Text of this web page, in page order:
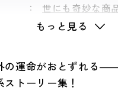
世にも奇妙な商
もっと見る
の運命がおとずれる
トーリー集！